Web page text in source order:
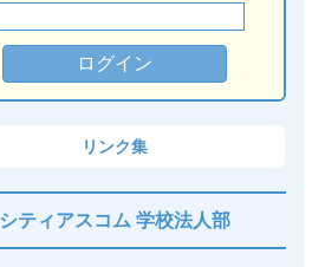
リンク集
シティアスコム 学校法人部